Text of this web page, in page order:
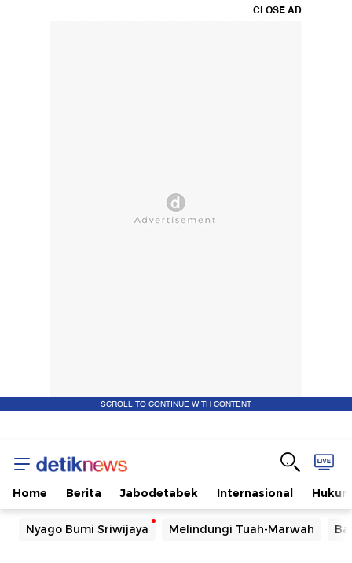
CLOSE AD
SCROLL TO CONTINUE WITH CONTENT
Home Berita Jabodetabek Internasional Hukum
Nyago Bumi Sriwijaya Melindungi Tuah-Marwah